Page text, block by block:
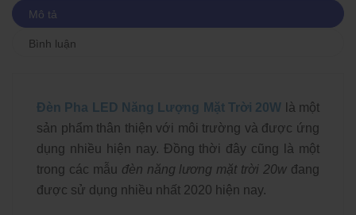
Mô tả
Bình luận
Đèn Pha LED Năng Lượng Mặt Trời 20W là một
sản phẩm thân thiện với môi trường và được ứng
dụng nhiều hiện nay. Đồng thời đây cũng là một
trong các mẫu đèn năng lương mặt trời 20w đang
được sử dụng nhiều nhất 2020 hiện nay.